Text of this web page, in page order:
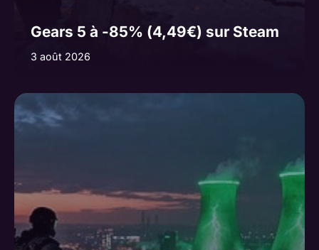
Gears 5 à -85% (4,49€) sur Steam
3 août 2026